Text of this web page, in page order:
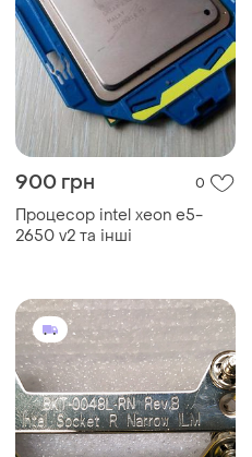
900 грн 0
Процесор intel xeon e5-
2650 v2 та інші